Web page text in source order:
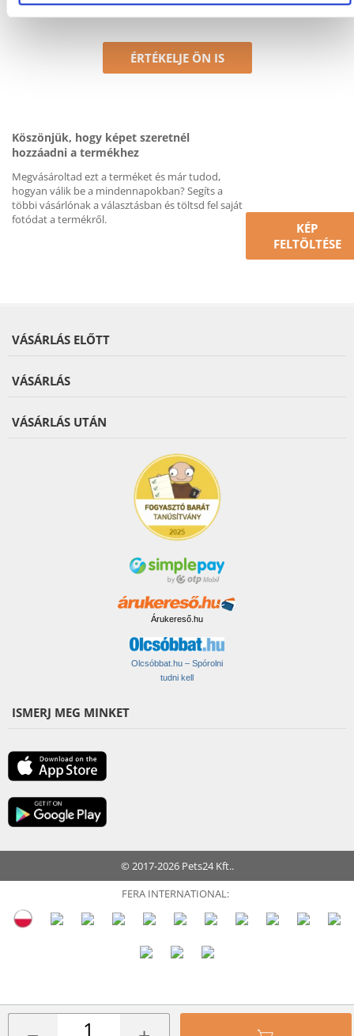
ÉRTÉKELJE ÖN IS
Köszönjük, hogy képet szeretnél
hozzáadni a termékhez
Megvásároltad ezt a terméket és már tudod,
hogyan válik be a mindennapokban? Segíts a
többi vásárlónak a választásban és töltsd fel saját
fotódat a termékről.
KÉP
FELTÖLTÉSE
VÁSÁRLÁS ELŐTT
VÁSÁRLÁS
VÁSÁRLÁS UTÁN
Árukereső.hu
Olcsóbbat.hu – Spórolni
tudni kell
ISMERJ MEG MINKET
© 2017-2026 Pets24 Kft..
FERA INTERNATIONAL: